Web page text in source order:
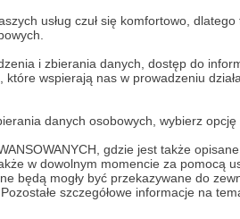
usług czuł się komfortowo,
i zbierania danych, dostęp do
wspierają nas w prowadzeniu
danych osobowych, wybierz opcję
gdzie jest także
w dowolnym momencie za pomocą
będą mogły być przekazywane do
szczegółowe informacje na